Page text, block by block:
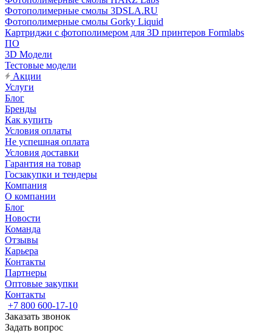
Фотополимерные смолы 3DSLA.RU
Фотополимерные смолы Gorky Liquid
Картриджи с фотополимером для 3D принтеров Formlabs
ПО
3D Модели
Тестовые модели
Акции
Услуги
Блог
Бренды
Как купить
Условия оплаты
Не успешная оплата
Условия доставки
Гарантия на товар
Госзакупки и тендеры
Компания
О компании
Блог
Новости
Команда
Отзывы
Карьера
Контакты
Партнеры
Оптовые закупки
Контакты
+7 800 600-17-10
Заказать звонок
Задать вопрос